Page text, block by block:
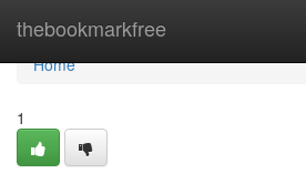
thebookmarkfree
Home
Home
1